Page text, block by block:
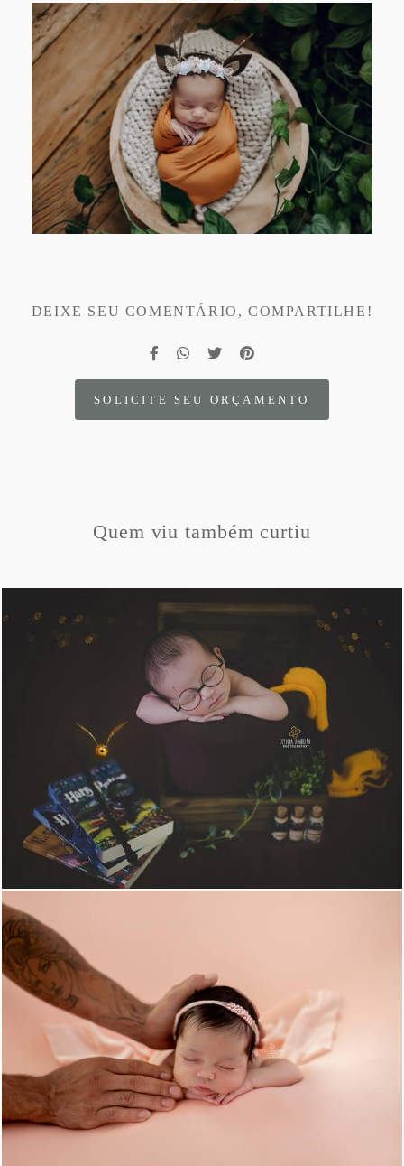
DEIXE SEU COMENTÁRIO, COMPARTILHE!
SOLICITE SEU ORÇAMENTO
Quem viu também curtiu
504 60